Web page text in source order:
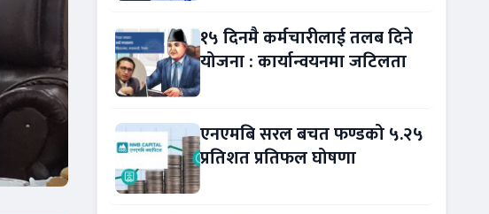
१५ दिनमै कर्मचारीलाई तलब दिने
योजना : कार्यान्वयनमा जटिलता
एनएमबि सरल बचत फण्डको ५.२५
प्रतिशत प्रतिफल घोषणा